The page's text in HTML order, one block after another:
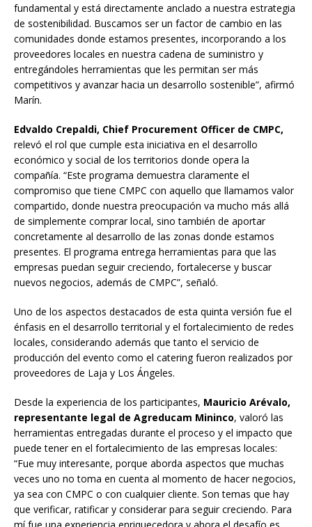
fundamental y está directamente anclado a nuestra estrategia
de sostenibilidad. Buscamos ser un factor de cambio en las
comunidades donde estamos presentes, incorporando a los
proveedores locales en nuestra cadena de suministro y
entregándoles herramientas que les permitan ser más
competitivos y avanzar hacia un desarrollo sostenible”, afirmó
Marín.
Edvaldo Crepaldi, Chief Procurement Officer de CMPC,
relevó el rol que cumple esta iniciativa en el desarrollo
económico y social de los territorios donde opera la
compañía. “Este programa demuestra claramente el
compromiso que tiene CMPC con aquello que llamamos valor
compartido, donde nuestra preocupación va mucho más allá
de simplemente comprar local, sino también de aportar
concretamente al desarrollo de las zonas donde estamos
presentes. El programa entrega herramientas para que las
empresas puedan seguir creciendo, fortalecerse y buscar
nuevos negocios, además de CMPC”, señaló.
Uno de los aspectos destacados de esta quinta versión fue el
énfasis en el desarrollo territorial y el fortalecimiento de redes
locales, considerando además que tanto el servicio de
producción del evento como el catering fueron realizados por
proveedores de Laja y Los Ángeles.
Desde la experiencia de los participantes, Mauricio Arévalo,
representante legal de Agreducam Mininco, valoró las
herramientas entregadas durante el proceso y el impacto que
puede tener en el fortalecimiento de las empresas locales:
“Fue muy interesante, porque aborda aspectos que muchas
veces uno no toma en cuenta al momento de hacer negocios,
ya sea con CMPC o con cualquier cliente. Son temas que hay
que verificar, ratificar y considerar para seguir creciendo. Para